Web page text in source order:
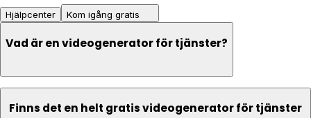
Hjälpcenter Kom igång gratis
Vad är en videogenerator för tjänster?
Finns det en helt gratis videogenerator för tjänster